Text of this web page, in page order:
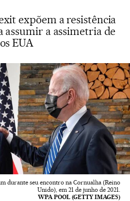
expõem a resistência
assumir a assimetria de
EUA
durante seu encontro na Cornualha (Reino
Unido), em 21 de junho de 2021.
WPA POOL (GETTY IMAGES)